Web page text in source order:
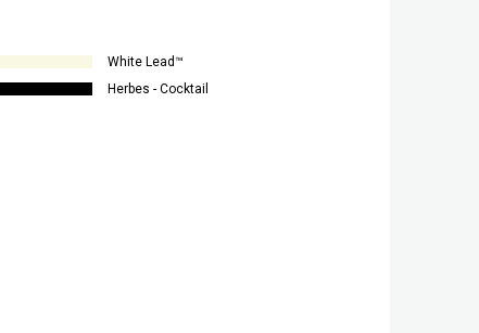
White Lead™
Herbes - Cocktail